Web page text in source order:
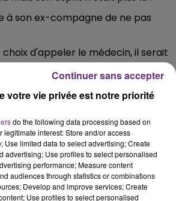
à son ex-compagne de ne pas
choix d'appeler le médecin, il serait
moi qui ai mis les coups, c'est moi
aurait pu mieux le protéger »,
il répond « je me considère
mais ça fait aucune sensation
pas fait appel de sa
instance, assume : « Je
votre vie privée est notre priorité
do the following data processing based on
legitimate interest: Store and/or access
Use limited data to select advertising; Create
advertising; Use profiles to select personalised
performance; Measure content
audiences through statistics or combinations
Develop and improve services; Create
Use profiles to select personalised
Continuer sans accepter